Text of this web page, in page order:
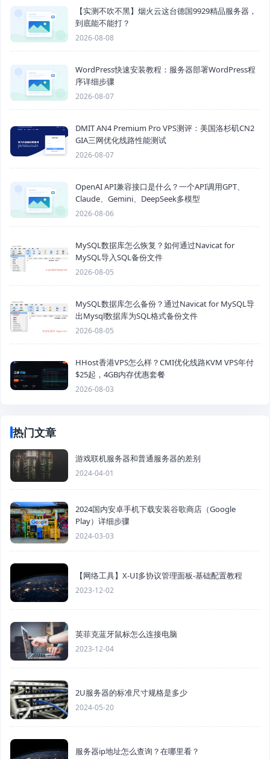
【实测不吹不黑】烟火云这台德国9929精品服务器，
到底能不能打？
2026-08-08
WordPress快速安装教程：服务器部署WordPress程
序详细步骤
2026-08-07
DMIT AN4 Premium Pro VPS测评：美国洛杉矶CN2
GIA三网优化线路性能测试
2026-08-07
OpenAI API兼容接口是什么？一个API调用GPT、
Claude、Gemini、DeepSeek多模型
2026-08-06
MySQL数据库怎么恢复？如何通过Navicat for
MySQL导入SQL备份文件
2026-08-05
MySQL数据库怎么备份？通过Navicat for MySQL导
出Mysql数据库为SQL格式备份文件
2026-08-05
HHost香港VPS怎么样？CMI优化线路KVM VPS年付
$25起，4GB内存优惠套餐
2026-08-03
热门文章
游戏联机服务器和普通服务器的差别
2024-04-01
2024国内安卓手机下载安装谷歌商店（Google
Play）详细步骤
2024-03-03
【网络工具】X-UI多协议管理面板-基础配置教程
2023-12-02
英菲克蓝牙鼠标怎么连接电脑
2023-12-04
2U服务器的标准尺寸规格是多少
2024-05-20
服务器ip地址怎么查询？在哪里看？